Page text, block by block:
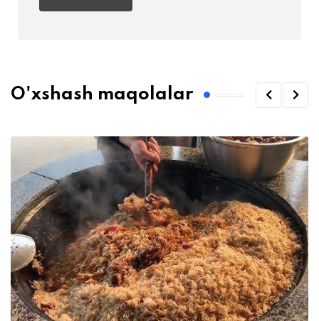
O'xshash maqolalar